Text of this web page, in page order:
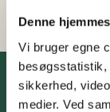
Denne
Vi bruger egne
besøgsstatistik,
sikkerhed,
medier. Ved
Fonden for